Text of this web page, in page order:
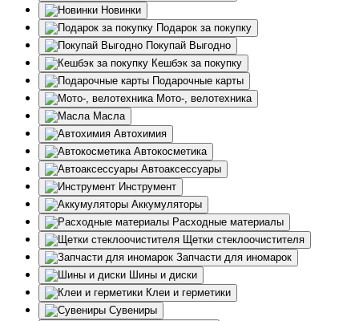
Новинки
Подарок за покупку
Покупай Выгодно
Кешбэк за покупку
Подарочные карты
Мото-, велотехника
Масла
Автохимия
Автокосметика
Автоаксессуары
Инструмент
Аккумуляторы
Расходные материалы
Щетки стеклоочистителя
Запчасти для иномарок
Шины и диски
Клеи и герметики
Сувениры